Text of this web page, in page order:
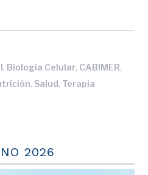
, Biología Celular, CABIMER,
, Salud, Terapia
2026